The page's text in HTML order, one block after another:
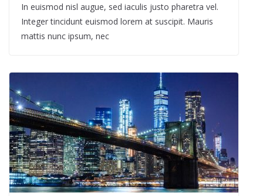
In euismod nisl augue, sed iaculis justo pharetra vel.
Integer tincidunt euismod lorem at suscipit. Mauris
mattis nunc ipsum, nec